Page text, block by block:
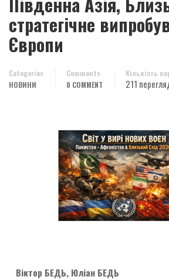
стратегічне
Європи
Categories
НОВИНИ
Comments
0 COMMENT
Кількість
211
Віктор БЕДЬ, Юліан БЕДЬ